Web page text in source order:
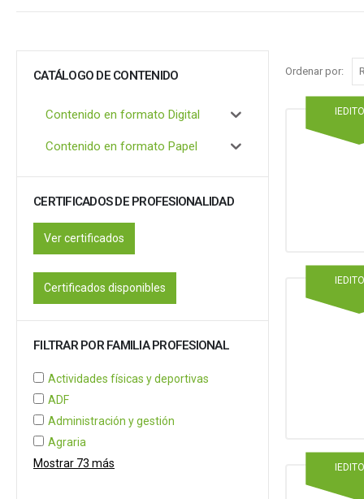
Ordenar por:
CATÁLOGO DE CONTENIDO
Contenido en formato Digital
Contenido en formato Papel
CERTIFICADOS DE PROFESIONALIDAD
Ver certificados
Certificados disponibles
FILTRAR POR FAMILIA PROFESIONAL
Actividades físicas y deportivas
ADF
Administración y gestión
Agraria
Mostrar 73 más